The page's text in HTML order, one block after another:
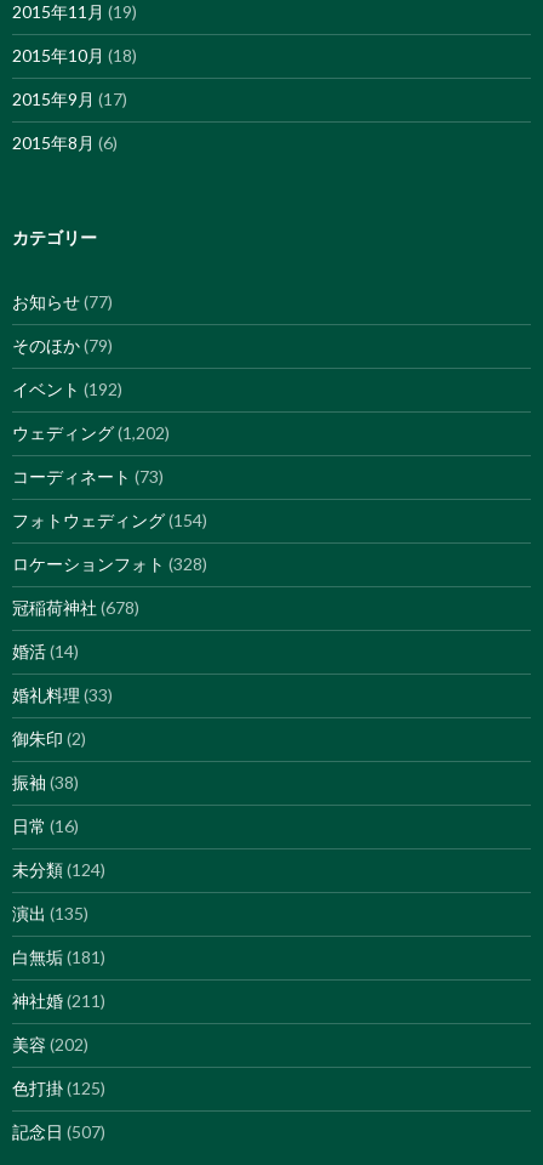
2015年11月 (19)
2015年10月 (18)
2015年9月 (17)
2015年8月 (6)
カテゴリー
お知らせ(77)
そのほか(79)
イベント (192)
ウェディング(1,202)
コーディネート (73)
フォトウェディング(154)
ロケーションフォト (328)
冠稲荷神社 (678)
婚活(14)
婚礼料理 (33)
御朱印 (2)
振袖 (38)
日常 (16)
未分類(124)
演出 (135)
白無垢(181)
神社婚(211)
美容 (202)
色打掛(125)
記念日 (507)